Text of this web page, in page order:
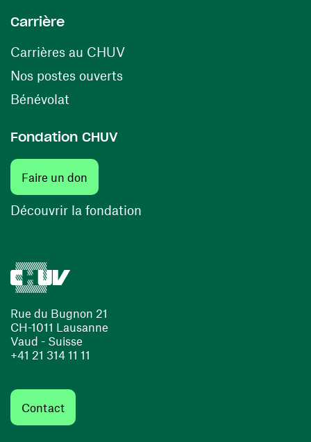
Rue du Bugnon 21
CH-1011 Lausanne
Vaud - Suisse
+41 21 314 11 11
Contact
Carrière
Carrières au CHUV(ouvre une nouvelle fenêtre)
Nos postes ouverts(ouvre une nouvelle fenêtre)
Bénévolat
Fondation CHUV
Faire un don
Découvrir la fondation